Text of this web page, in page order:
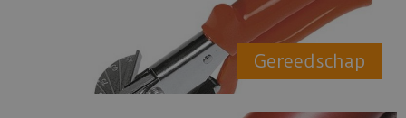
Gereedschap